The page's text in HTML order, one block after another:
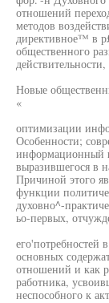
отношений
методов
директивное™ в
общественного
Новые
«
оптимизации
Особенности;
информационный
выразившегося в
Причиной этого
функции
духовно^-
ьо-первых,
его'потребностей
основных
отношений и как
работника,
неспособного к